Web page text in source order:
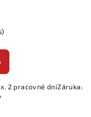
2 pracovné dniZáruka: